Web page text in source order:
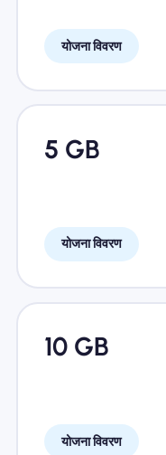
योजना विवरण
5 GB
योजना विवरण
10 GB
योजना विवरण